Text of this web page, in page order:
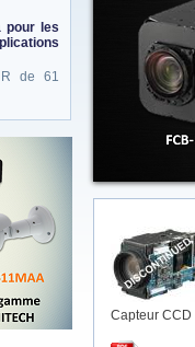
pour les
R de 61
Capteur